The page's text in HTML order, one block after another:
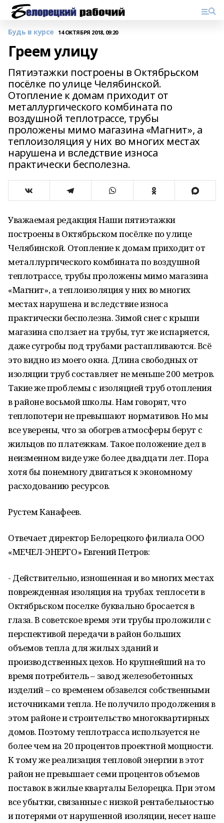
Будь в курсе 14 ОКТЯБРЯ 2018, 09:20
Греем улицу
Пятиэтажки построены в Октябрьском
посёлке по улице Челябинской.
Отопление к домам приходит от
металлургического комбината по
воздушной теплотрассе, трубы
проложены мимо магазина «Магнит», а
теплоизоляция у них во многих местах
нарушена и вследствие износа
практически бесполезна.
Уважаемая редакция Наши пятиэтажки
построены в Октябрьском посёлке по улице
Челябинской. Отопление к домам приходит от
металлургического комбината по воздушной
теплотрассе, трубы проложены мимо магазина
«Магнит», а теплоизоляция у них во многих
местах нарушена и вследствие износа
практически бесполезна. Зимой снег с крыши
магазина сползает на трубы, тут же испаряется,
даже сугробы под трубами растапливаются. Всё
это видно из моего окна. Длина свободных от
изоляции труб составляет не меньше 200 метров.
Такие же проблемы с изоляцией труб отопления
в районе восьмой школы. Нам говорят, что
теплопотери не превышают нормативов. Но мы
все уверены, что за обогрев атмосферы берут с
жильцов по платежкам. Такое положение дел в
неизменном виде уже более двадцати лет. Пора
хотя бы понемногу двигаться к экономному
расходованию ресурсов.
Рустем Канафеев.
Отвечает директор Белорецкого филиала ООО
«МЕЧЕЛ-ЭНЕРГО» Евгений Петров:
- Действительно, изношенная и во многих местах
поврежденная изоляция на трубах теплосети в
Октябрьском поселке буквально бросается в
глаза. В советское время эти трубы проложили с
перспективой передачи в район больших
объемов тепла для жилых зданий и
производственных цехов. Но крупнейший на то
время потребитель – завод железобетонных
изделий – со временем обзавелся собственными
источниками тепла. Не получило продолжения в
этом районе и строительство многоквартирных
домов. Поэтому теплотрасса используется не
более чем на 20 процентов проектной мощности.
К тому же реализация тепловой энергии в этот
район не превышает семи процентов объемов
поставок в жилые кварталы Белорецка. При этом
все убытки, связанные с низкой рентабельностью
и потерями от нарушенной изоляции, несет наше